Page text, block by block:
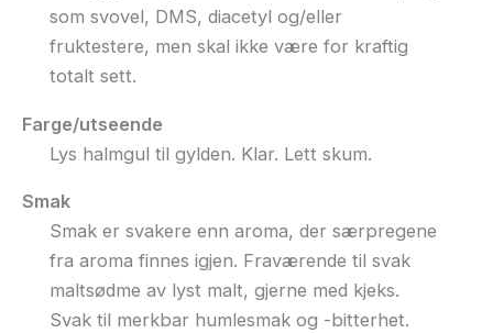
som svovel, DMS, diacetyl og/eller
fruktestere, men skal ikke være for kraftig
totalt sett.
Farge/utseende
Lys halmgul til gylden. Klar. Lett skum.
Smak
Smak er svakere enn aroma, der særpregene
fra aroma finnes igjen. Fraværende til svak
maltsødme av lyst malt, gjerne med kjeks.
Svak til merkbar humlesmak og -bitterhet.